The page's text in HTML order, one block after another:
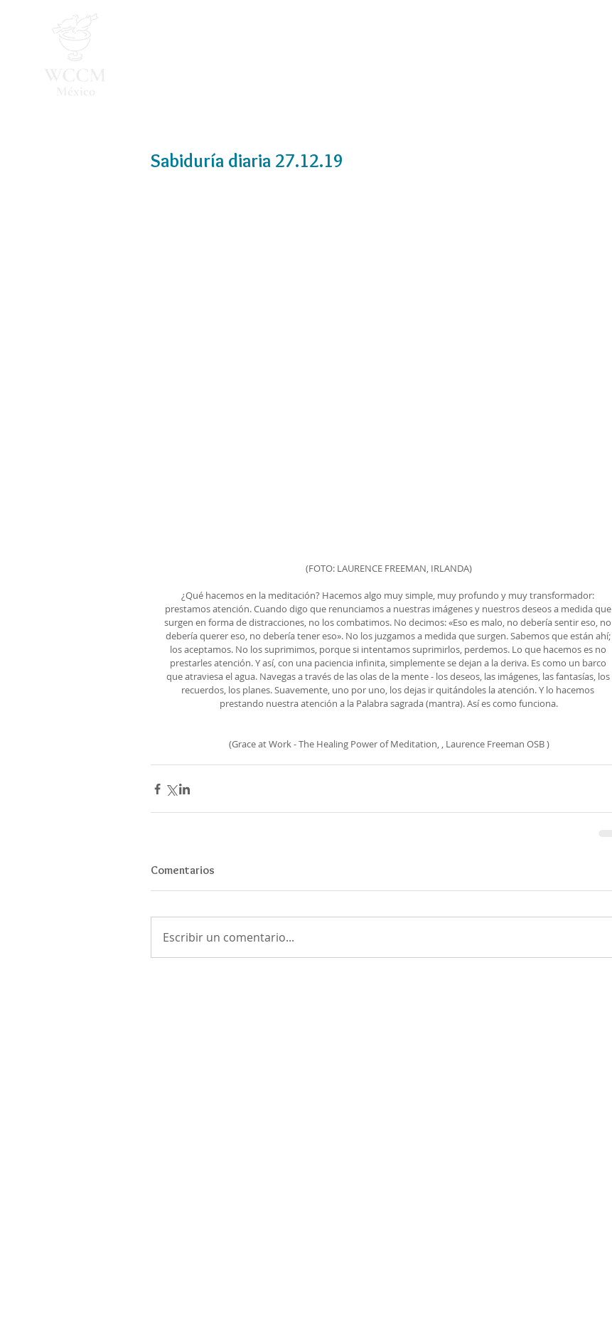
Sabiduría diaria 27.12.19
(FOTO: LAURENCE FREEMAN, IRLANDA)
¿Qué hacemos en la meditación? Hacemos algo muy simple, muy profundo y muy transformador:
prestamos atención. Cuando digo que renunciamos a nuestras imágenes y nuestros deseos a medida que
surgen en forma de distracciones, no los combatimos. No decimos: «Eso es malo, no debería sentir eso, no
debería querer eso, no debería tener eso». No los juzgamos a medida que surgen. Sabemos que están ahí;
los aceptamos. No los suprimimos, porque si intentamos suprimirlos, perdemos. Lo que hacemos es no
prestarles atención. Y así, con una paciencia infinita, simplemente se dejan a la deriva. Es como un barco
que atraviesa el agua. Navegas a través de las olas de la mente - los deseos, las imágenes, las fantasías, los
recuerdos, los planes. Suavemente, uno por uno, los dejas ir quitándoles la atención. Y lo hacemos
prestando nuestra atención a la Palabra sagrada (mantra). Así es como funciona.
(Grace at Work - The Healing Power of Meditation, , Laurence Freeman OSB )
Comentarios
Escribir un comentario...